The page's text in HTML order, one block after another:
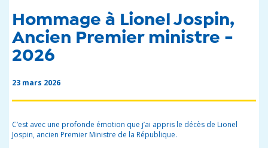
Hommage à Lionel Jospin,
Ancien Premier ministre -
2026
23 mars 2026
C’est avec une profonde émotion que j’ai appris le décès de Lionel
Jospin, ancien Premier Ministre de la République.